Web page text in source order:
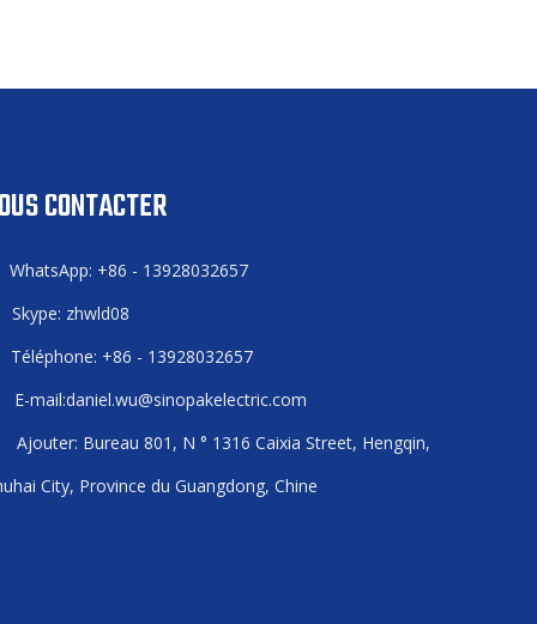
CONTACTER
WhatsApp: +86 - 13928032657
Skype: zhwld08
Téléphone: +86 - 13928032657
E-mail:daniel.wu@sinopakelectric.com
Ajouter: Bureau 801, N ° 1316 Caixia Street, Hengqin,
City, Province du Guangdong, Chine